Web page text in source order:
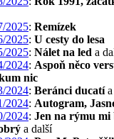
2025: Remízek
2025: U cesty do lesa
2025: Nálet na led a
2024: Aspoň něco
nic
2024: Beránci ducatía
2024: Autogram,
2024: Jen na rýmu mi
a další